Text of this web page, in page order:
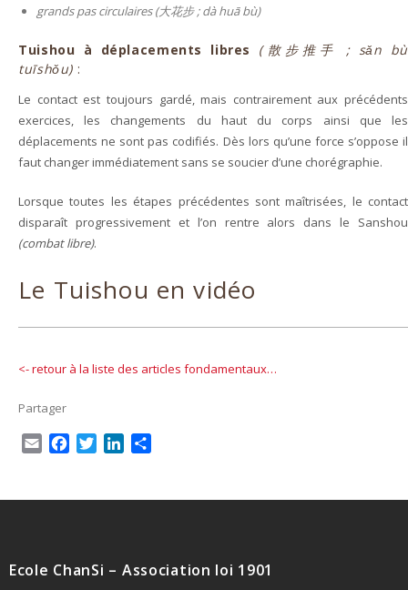
grands pas circulaires (大花步 ; dà huā bù)
Tuishou à déplacements libres
(散步推手 ; sǎn bù
tuīshǒu) :
Le contact est toujours gardé, mais contrairement aux précédents
exercices, les changements du haut du corps ainsi que les
déplacements ne sont pas codifiés. Dès lors qu’une force s’oppose il
faut changer immédiatement sans se soucier d’une chorégraphie.
Lorsque toutes les étapes précédentes sont maîtrisées, le contact
disparaît progressivement et l’on rentre alors dans le Sanshou
(combat libre).
Le Tuishou en vidéo
<- retour à la liste des articles fondamentaux…
Partager
i
e
o
t
r
k
I
t
e
Ecole ChanSi – Association loi 1901